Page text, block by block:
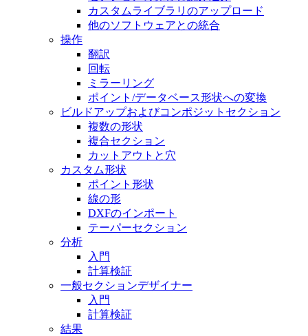
カスタムライブラリのアップロード
他のソフトウェアとの統合
操作
翻訳
回転
ミラーリング
ポイント/データベース形状への変換
ビルドアップおよびコンポジットセクション
複数の形状
複合セクション
カットアウトと穴
カスタム形状
ポイント形状
線の形
DXFのインポート
テーパーセクション
分析
入門
計算検証
一般セクションデザイナー
入門
計算検証
結果